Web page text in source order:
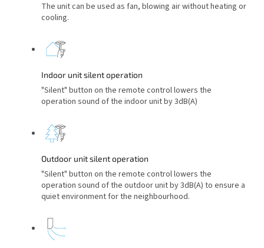
The unit can be used as fan, blowing air without heating or
cooling.
Indoor unit silent operation
"Silent" button on the remote control lowers the
operation sound of the indoor unit by 3dB(A)
Outdoor unit silent operation
"Silent" button on the remote control lowers the
operation sound of the outdoor unit by 3dB(A) to ensure a
quiet environment for the neighbourhood.